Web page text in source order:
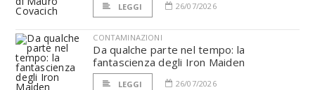
LEGGI 26/07/2026
CONTAMINAZIONI
Da qualche parte nel tempo: la
fantascienza degli Iron Maiden
LEGGI 26/07/2026